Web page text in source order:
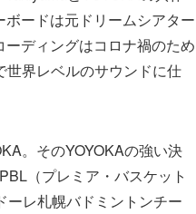
ードは元ドリームシアター
ディングはコロナ禍のため
世界レベルのサウンドに仕
。そのYOYOKAの強い決
（プレミア・バスケット
レ札幌バドミントンチー